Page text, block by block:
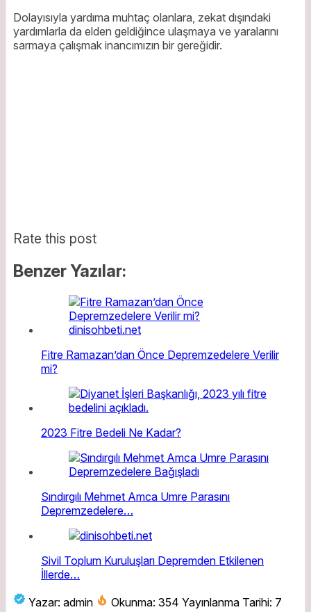
Dolayısıyla yardıma muhtaç olanlara, zekat dışındaki
yardımlarla da elden geldiğince ulaşmaya ve yaralarını
sarmaya çalışmak inancımızın bir gereğidir.
Rate this post
Benzer Yazılar:
Fitre Ramazan’dan Önce Depremzedelere Verilir
mi?
2023 Fitre Bedeli Ne Kadar?
Sındırgılı Mehmet Amca Umre Parasını
Depremzedelere…
Sivil Toplum Kuruluşları Depremden Etkilenen
İllerde…
Yazar: admin
Okunma: 354 Yayınlanma Tarihi: 7